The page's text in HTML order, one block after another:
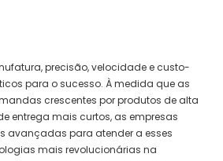
precisão, velocidade e custo-
para o sucesso. À medida que as
crescentes por produtos de alta
entrega mais curtos, as empresas
avançadas para atender a esses
mais revolucionárias na